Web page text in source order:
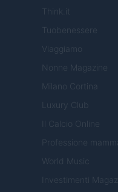
Think.it
Tuobenessere
Viaggiamo
Nonne Magazine
Milano Cortina
Luxury Club
Il Calcio Online
Professione mamma
World Music
Investimenti